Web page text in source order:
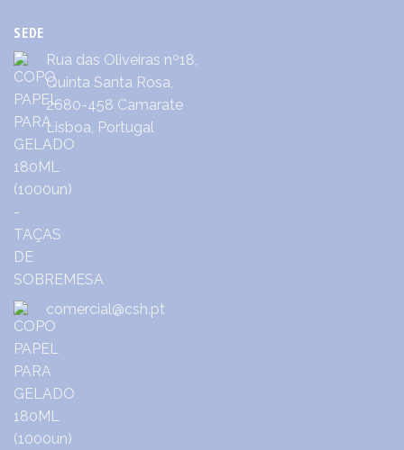
SEDE
Rua das Oliveiras nº18,
Quinta Santa Rosa,
2680-458 Camarate
Lisboa, Portugal
comercial@csh.pt